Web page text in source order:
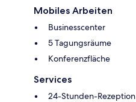
Mobiles Arbeiten
Businesscenter
5 Tagungsräume
Konferenzfläche
Services
24-Stunden-Rezeption